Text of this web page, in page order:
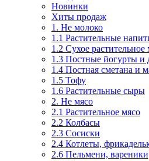
Новинки
Хиты продаж
1. Не молоко
1.1 Растительные
1.2 Сухое растительное
1.3 Постные йогурты и
1.4 Постная сметана и
1.5 Тофу
1.6 Растительные сыры
2. Не мясо
2.1 Растительное мясо
2.2 Колбасы
2.3 Сосиски
2.4 Котлеты,
2.6 Пельмени,